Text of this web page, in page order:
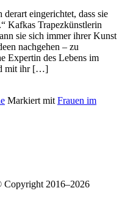
eingerichtet, dass sie
Kafkas Trapezkünstlerin
sie sich immer ihrer Kunst
nachgehen – zu
Expertin des Lebens im
mit ihr […]
Markiert mit Frauen im
Copyright 2016–2026